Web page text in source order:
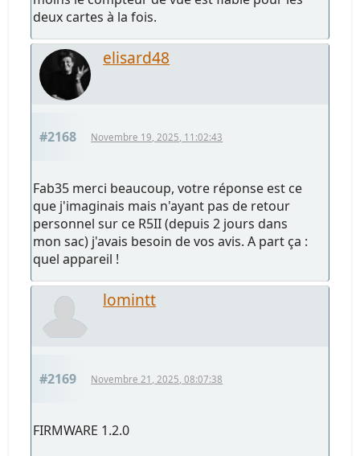
deux cartes à la fois.
elisard48
#2168 Novembre 19, 2025, 11:02:43
Fab35 merci beaucoup, votre réponse est ce
que j'imaginais mais n'ayant pas de retour
personnel sur ce R5II (depuis 2 jours dans
mon sac) j'avais besoin de vos avis. A part ça :
quel appareil !
lomintt
#2169 Novembre 21, 2025, 08:07:38
FIRMWARE 1.2.0